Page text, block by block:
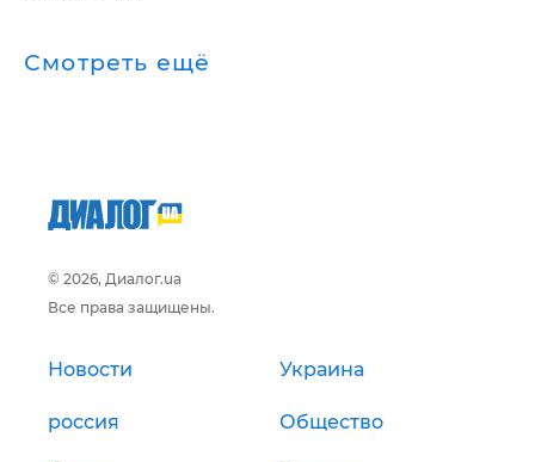
Смотреть ещё
© 2026, Диалог.ua
Все права защищены.
Новости Украина
россия Общество